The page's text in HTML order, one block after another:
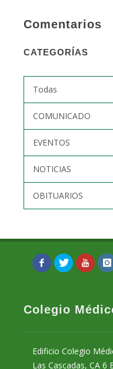
Comentarios
CATEGORÍAS
Todas
COMUNICADO
EVENTOS
NOTICIAS
OBITUARIOS
Colegio
Edificio Colegio
Las Cascadas, CA 6